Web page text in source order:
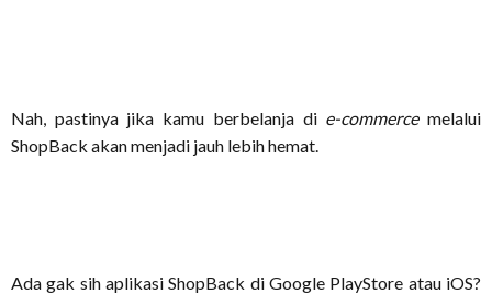
Nah, pastinya jika kamu berbelanja di e-commercemelalui
ShopBack akan menjadi jauh lebih hemat.
Ada gak sih aplikasi ShopBack di Google PlayStore atau iOS?